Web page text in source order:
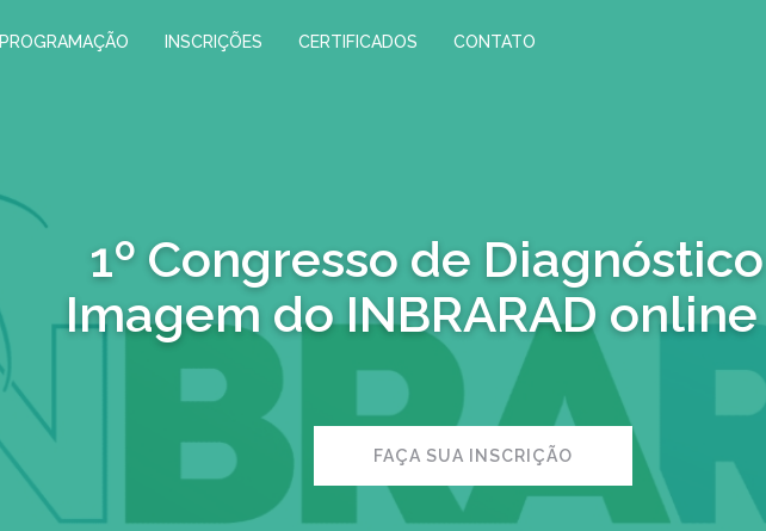
PROGRAMAÇÃO INSCRIÇÕES CERTIFICADOS CONTATO
1º Congresso de
Imagem do INBRARAD online
FAÇA SUA INSCRIÇÃO